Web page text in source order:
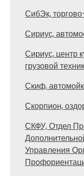
СибЭк,
Сириус,
Сириус, центр
грузовой
Скиф,
Скорпион,
СКФУ, Отдел
Управления